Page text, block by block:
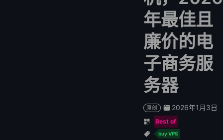
年最佳且
廉价的电
子商务服
务器
原创 2026年1月3日
Best of
buy VPS